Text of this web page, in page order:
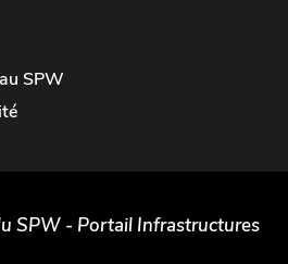
SPW
SPW - Portail Infrastructures